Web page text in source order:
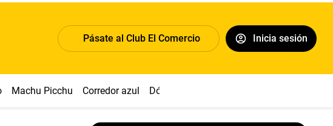
Pásate al Club El Comercio Inicia sesión
Machu Picchu Corredor azul Dólar